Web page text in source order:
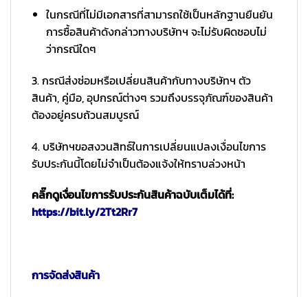
ในกรณีที่ไม่มีเอกสารที่สามารถใช้เป็นหลักฐานยืนยัน
การซื้อสินค้าดังกล่าวทางบริษัทฯ จะไม่รับผิดชอบไม่
ว่ากรณีใดๆ
3. กรณีส่งซ่อมหรือเปลี่ยนสินค้ากับทางบริษัทฯ ตัว
สินค้า, คู่มือ, อุปกรณ์ต่างๆ รวมถึงบรรจุภัณฑ์ของสินค้า
ต้องอยู่ครบถ้วนสมบูรณ์
4. บริษัทฯขอสงวนสิทธ์ในการเปลี่ยนแปลงเงื่อนไขการ
รับประกันนี้โดยไม่จำเป็นต้องแจ้งให้ทราบล่วงหน้า
คลิ๊กดูเงื่อนไขการรับประกันสินค้าฉบับเต็มได้ที่:
https://bit.ly/2Tt2Rr7
การจัดส่งสินค้า